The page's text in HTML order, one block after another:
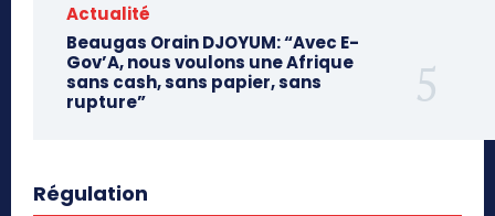
Actualité
Beaugas Orain DJOYUM: “Avec E-
Gov’A, nous voulons une Afrique
sans cash, sans papier, sans
rupture”
Régulation